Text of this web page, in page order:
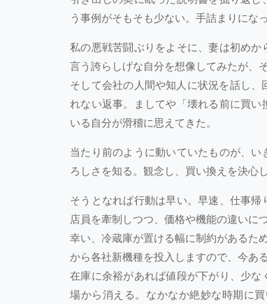
う事例がそもそも少ない。手詰まりになっ
私の悪戦苦闘ぶりをよそに、妻は初め
言う誇らしげな自分を想像してみたが、
そして会社の人間や知人に状況を話し
れない返事。ましてや「壊れる前に買
いる自分が滑稽に思えてきた。
当たり前のように動いていたものが、
ろしさを知る。観念し、買い換えを決心し
そうとなれば行動は早い。早速、仕事
店員を牽制しつつ、価格や機能の違いに
幸い、冷蔵庫が置ける幅に制約があるた
から各社新機種を投入しますので、今あ
在庫に余裕があれば値段が下がり、少
場から消える。なかなか絶妙な時期に